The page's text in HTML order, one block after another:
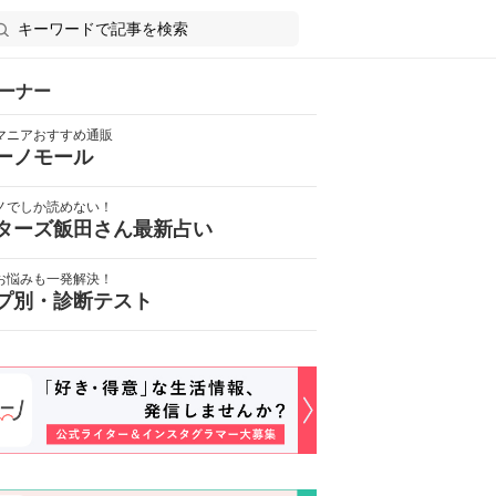
ナー
ニアおすすめ通販
ノモール
でしか読めない！
ーズ飯田さん最新占い
悩みも一発解決！
別・診断テスト